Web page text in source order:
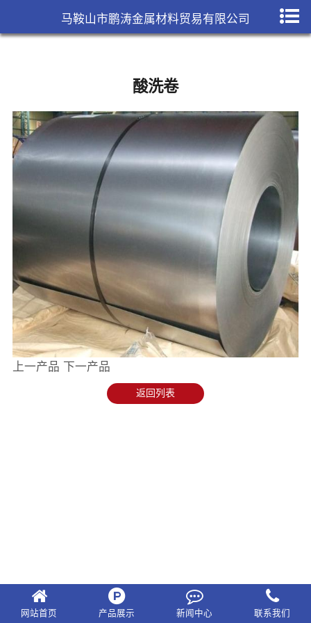
马鞍山市鹏涛金属材料贸易有限公司
酸洗卷
上一产品 下一产品
返回列表
网站首页 产品展示 新闻中心 联系我们